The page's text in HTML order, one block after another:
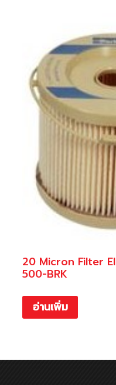
20 Micron Filter
500-BRK
อ่านเพิ่ม